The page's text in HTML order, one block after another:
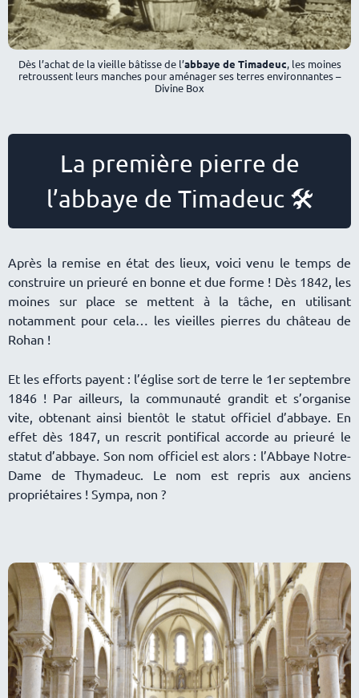
Dès l’achat de la vieille bâtisse de l’abbaye de Timadeuc, les moines
retroussent leurs manches pour aménager ses terres environnantes –
Divine Box
La première pierre de
l’abbaye de Timadeuc 🛠️
Après la remise en état des lieux, voici venu le temps de
construire un prieuré en bonne et due forme ! Dès 1842, les
moines sur place se mettent à la tâche, en utilisant
notamment pour cela… les vieilles pierres du château de
Rohan !
Et les efforts payent : l’église sort de terre le 1er septembre
1846 ! Par ailleurs, la communauté grandit et s’organise
vite, obtenant ainsi bientôt le statut officiel d’abbaye. En
effet dès 1847, un rescrit pontifical accorde au prieuré le
statut d’abbaye. Son nom officiel est alors : l’Abbaye Notre-
Dame de Thymadeuc. Le nom est repris aux anciens
propriétaires ! Sympa, non ?